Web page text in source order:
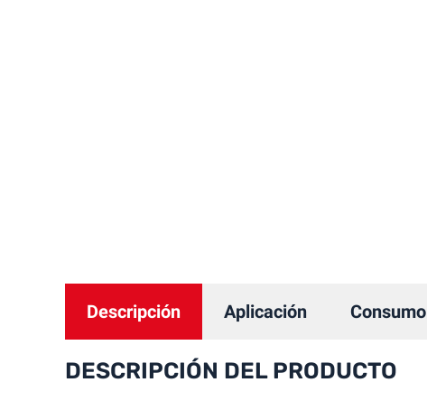
Descripción Aplicación Consumo
DESCRIPCIÓN DEL PRODUCTO